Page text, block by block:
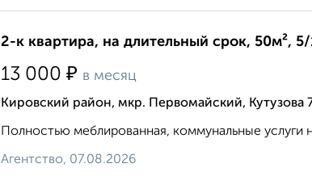
2-к квартира, на длительный срок, 50м²,
13 000 ₽ в месяц
Кировский район, мкр. Первомайский, Кутузова
Полностью меблированная, коммунальные услуги
Агентство, 07.08.2026